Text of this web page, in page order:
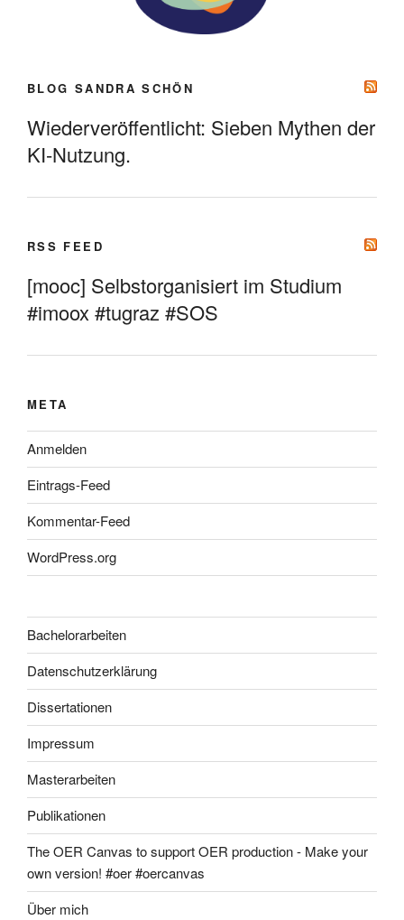
BLOG SANDRA SCHÖN
Wiederveröffentlicht: Sieben Mythen der
KI-Nutzung.
RSS FEED
[mooc] Selbstorganisiert im Studium
#imoox #tugraz #SOS
META
Anmelden
Eintrags-Feed
Kommentar-Feed
WordPress.org
Bachelorarbeiten
Datenschutzerklärung
Dissertationen
Impressum
Masterarbeiten
Publikationen
The OER Canvas to support OER production - Make your
own version! #oer #oercanvas
Über mich